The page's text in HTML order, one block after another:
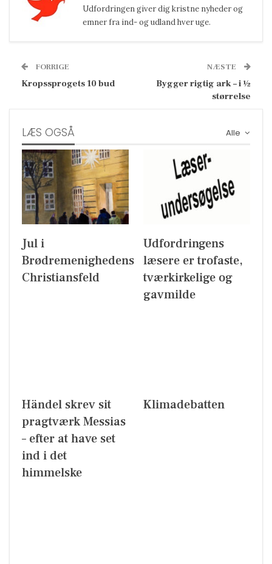
Udfordringen giver dig kristne nyheder og
emner fra ind- og udland hver uge.
FORRIGE
Kropssprogets 10 bud
NÆSTE
Bygger rigtig ark – i ½
størrelse
Alle
LÆS OGSÅ
Jul i
Brødremenighedens
Christiansfeld
Udfordringens
læsere er trofaste,
tværkirkelige og
gavmilde
Händel skrev sit
pragtværk Messias
– efter at have set
ind i det
himmelske
Klimadebatten